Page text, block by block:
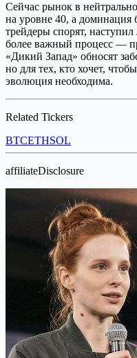
Сейчас рынок в
на уровне 40, а
трейдеры спорят,
более важный процесс —
«Дикий Запад» обносят
но для тех, кто хочет,
эволюция необходима.
Related Tickers
BTCETHSOL
affiliateDisclosure